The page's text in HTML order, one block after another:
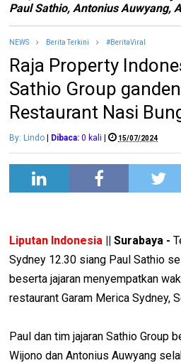
Paul Sathio, Antonius Auwyang,
NEWS Berita Terkini #BeritaViral
Raja Property
Sathio Group
Restaurant Nasi
By: Lindo | Dibaca: 0 kali | 15/07/2024
Liputan Indonesia || Surabaya -
Sydney 12.30 siang Paul Sathio
beserta jajaran menyempatkan
restaurant Garam Merica Sydney,
Paul dan tim jajaran Sathio Group
Wijono dan Antonius Auwyang